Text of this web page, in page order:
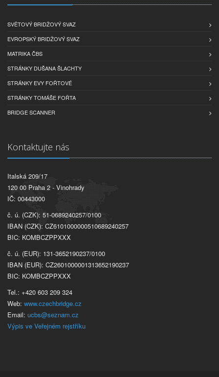
SVĚTOVÝ BRIDŽOVÝ SVAZ
EVROPSKÝ BRIDŽOVÝ SVAZ
MATRIKA ČBS
STRÁNKY DUŠANA ŠLACHTY
STRÁNKY EVY FOŘTOVÉ
STRÁNKY TOMÁŠE FOŘTA
BRIDGE SCANNER
Kontaktujte nás
Italská 209/17
120 00 Praha 2 - Vinohrady
IČ: 00443000
č. ú. (CZK): 51-0689240257/0100
IBAN (CZK): CZ6101000000510689240257
BIC: KOMBCZPPXXX
č. ú. (EUR): 131-3652190237/0100
IBAN (EUR): CZ2601000001313652190237
BIC: KOMBCZPPXXX
Tel.: +420 603 209 324
Web: www.czechbridge.cz
Email: ucbs@seznam.cz
Výpis ve Veřejném rejstříku